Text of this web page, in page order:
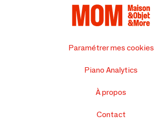
Paramétrer mes cookies
Piano Analytics
À propos
Contact